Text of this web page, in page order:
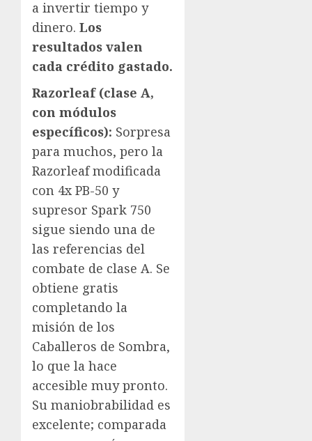
a invertir tiempo y
dinero. Los
resultados valen
cada crédito gastado.
Razorleaf (clase A,
con módulos
específicos): Sorpresa
para muchos, pero la
Razorleaf modificada
con 4x PB-50 y
supresor Spark 750
sigue siendo una de
las referencias del
combate de clase A. Se
obtiene gratis
completando la
misión de los
Caballeros de Sombra,
lo que la hace
accesible muy pronto.
Su maniobrabilidad es
excelente; comparada